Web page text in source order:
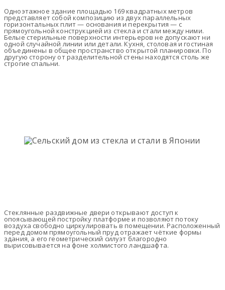
Одноэтажное здание площадью 169 квадратных метров
представляет собой композицию из двух параллельных
горизонтальных плит — основания и перекрытия — с
прямоугольной конструкцией из стекла и стали между ними.
Белые стерильные поверхности интерьеров не допускают ни
одной случайной линии или детали. Кухня, столовая и гостиная
объединены в общее пространство открытой планировки. По
другую сторону от разделительной стены находятся столь же
строгие спальни.
Стеклянные раздвижные двери открывают доступ к
опоясывающей постройку платформе и позволяют потоку
воздуха свободно циркулировать в помещении. Расположенный
перед домом прямоугольный пруд отражает чёткие формы
здания, а его геометрический силуэт благородно
вырисовывается на фоне холмистого ландшафта.